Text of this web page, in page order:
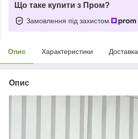
Що таке купити з Пром?
Замовлення під захистом
Опис Характеристики Доставка
Опис